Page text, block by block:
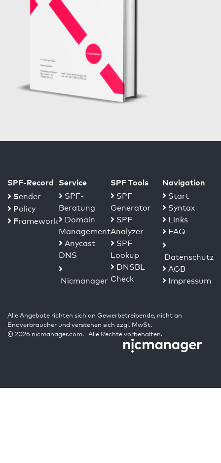
SPF-Record
Sender
Policy
Framework
Service
SPF-
Beratung
Domain
Management
Anycast
DNS
Nicmanager
SPF Tools
SPF
Generator
SPF
Analyzer
SPF
Lookup
DNSBL
Check
Navigation
Start
Syntax
Links
FAQ
Datenschutz
AGB
Impressum
Alle Angebote richten sich an Gewerbetreibende, nicht an
Endverbraucher und verstehen sich zzgl. MwSt.
© 2026 nicmanager.com. Alle Rechte vorbehalten.